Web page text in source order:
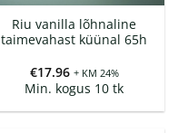
Riu vanilla lõhnaline
taimevahast küünal 65h
€17.96 + KM 24%
Min. kogus 10 tk